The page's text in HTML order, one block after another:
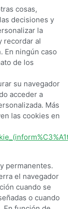
cosas,
decisiones y
la
recordar al
En ningún caso
de los
su navegador
acceder a
Más
las cookies en
permanentes.
el navegador
cuando se
o cuando